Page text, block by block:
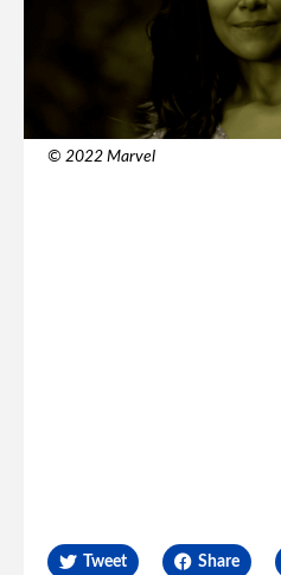
© 2022 Marvel
Tweet Share